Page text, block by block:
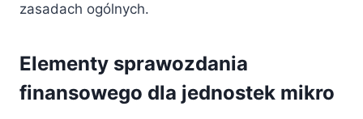
zasadach ogólnych.
Elementy sprawozdania
finansowego dla jednostek mikro